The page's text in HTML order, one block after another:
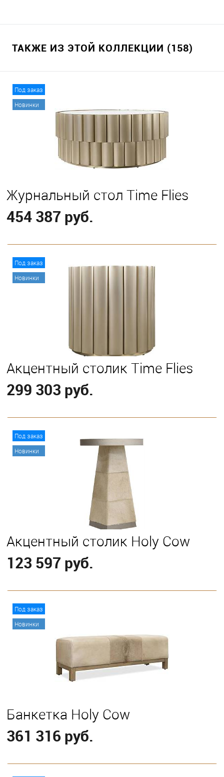
ТАКЖЕ ИЗ ЭТОЙ КОЛЛЕКЦИИ (158)
Под заказ
Новинки
Журнальный стол Time Flies
454 387 руб.
Под заказ
Новинки
Акцентный столик Time Flies
299 303 руб.
Под заказ
Новинки
Акцентный столик Holy Cow
123 597 руб.
Под заказ
Новинки
Банкетка Holy Cow
361 316 руб.